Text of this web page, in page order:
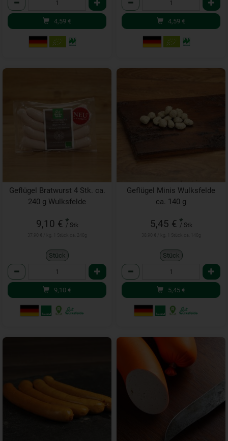
4,59 € 4,59 €
Geflügel Bratwurst 4 Stk. ca.
240 g Wulksfelde
9,10 € *
/ Stk
Stück
Anzahl
9,10 €
Geflügel Minis Wulksfelde
ca. 140 g
5,45 € *
/ Stk
Stück
Anzahl
5,45 €